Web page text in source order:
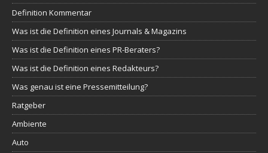
Definition Kommentar
Was ist die Definition eines Journals & Magazins
Was ist die Definition eines PR-Beraters?
Was ist die Definition eines Redakteurs?
Was genau ist eine Pressemitteilung?
Ratgeber
Ambiente
Auto